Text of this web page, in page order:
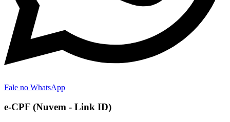
Fale no WhatsApp
e-CPF (Nuvem - Link ID)